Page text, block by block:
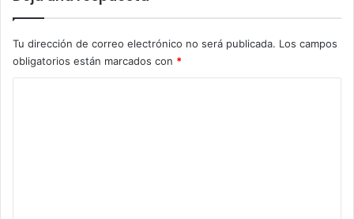
Tu dirección de correo electrónico no será publicada. Los campos
obligatorios están marcados con *